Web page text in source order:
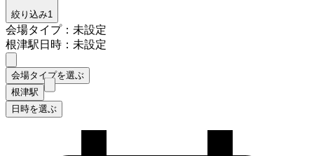
絞り込み1
会場タイプ：未設定
根津駅日時：未設定
会場タイプを選ぶ
根津駅
日時を選ぶ